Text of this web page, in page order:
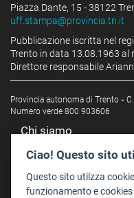
Piazza Dante, 15 - 38122
uff.stampa@provincia.tn.it
Pubblicazione iscritta nel
Trento in data 13.08.1963 al
Direttore responsabile
Provincia autonoma di Trento -
Numero verde 800 903606
Chi siamo
Redazione
Staff
Format - Centro
Ciao! Questo sito
Questo sito utilzza
funzionamento e